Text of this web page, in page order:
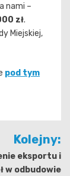
nami –
zł.
Miejskiej,
pod tym
Kolejny:
eksportu i
w odbudowie